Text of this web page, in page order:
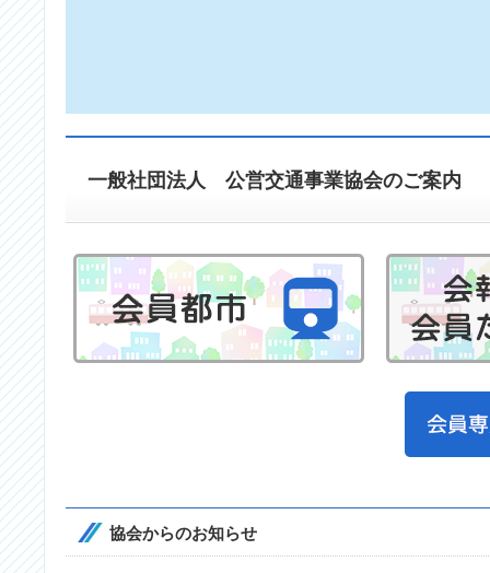
一般社団法人 公営交通事業協会のご案内
協会からのお知らせ